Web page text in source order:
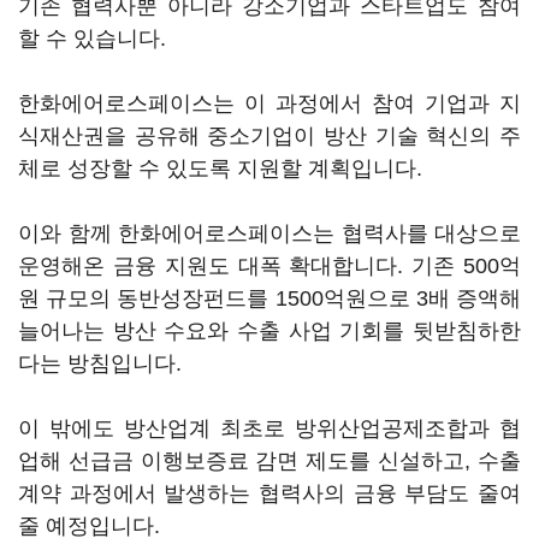
기존 협력사뿐 아니라 강소기업과 스타트업도 참여
할 수 있습니다.
한화에어로스페이스는 이 과정에서 참여 기업과 지
식재산권을 공유해 중소기업이 방산 기술 혁신의 주
체로 성장할 수 있도록 지원할 계획입니다.
이와 함께 한화에어로스페이스는 협력사를 대상으로
운영해온 금융 지원도 대폭 확대합니다. 기존 500억
원 규모의 동반성장펀드를 1500억원으로 3배 증액해
늘어나는 방산 수요와 수출 사업 기회를 뒷받침하한
다는 방침입니다.
이 밖에도 방산업계 최초로 방위산업공제조합과 협
업해 선급금 이행보증료 감면 제도를 신설하고, 수출
계약 과정에서 발생하는 협력사의 금융 부담도 줄여
줄 예정입니다.